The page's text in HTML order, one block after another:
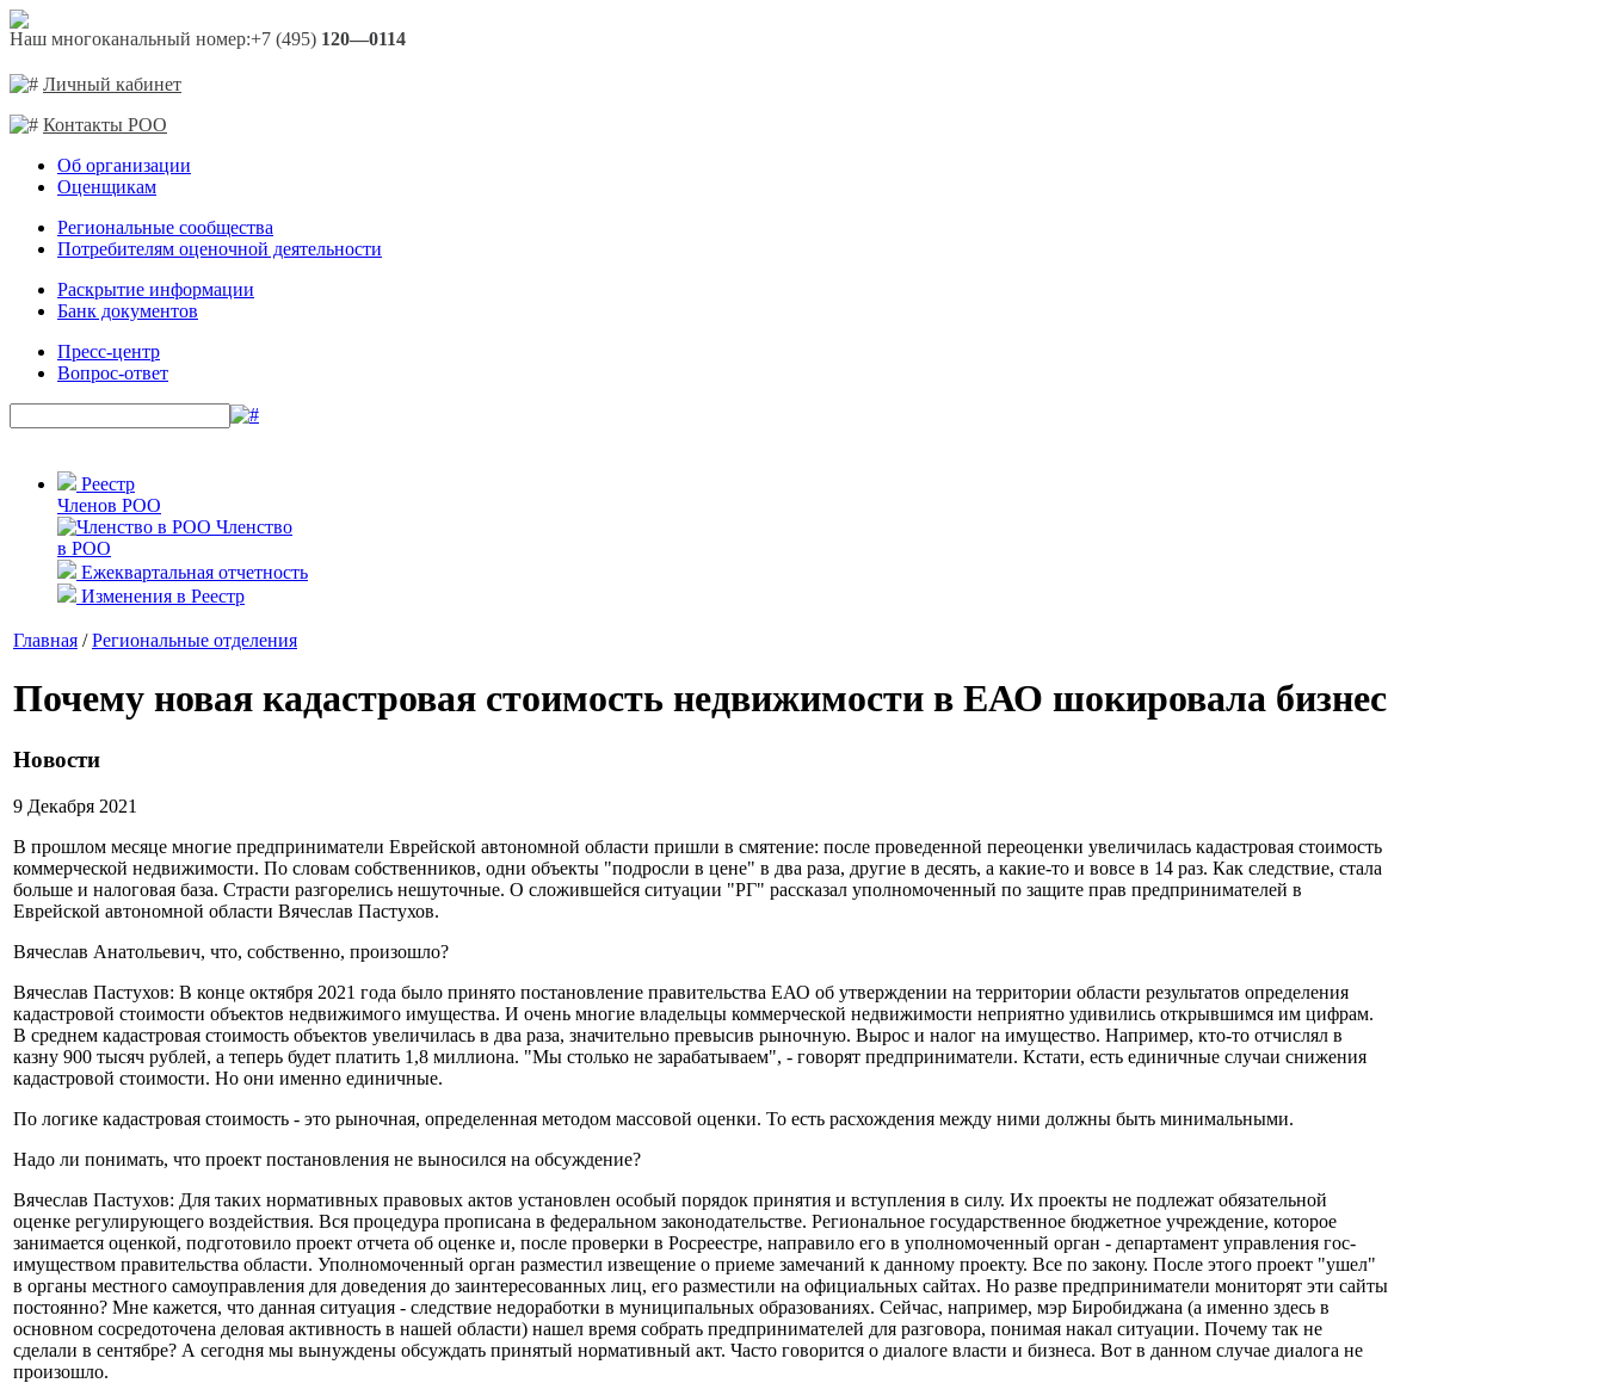
Наш многоканальный номер:+7 (495) 120—0114
Личный кабинет
Контакты РОО
Об организации
Оценщикам
Региональные сообщества
Потребителям оценочной деятельности
Раскрытие информации
Банк документов
Пресс-центр
Вопрос-ответ
Реестр
Членов РОО
Членство
в РОО
Ежеквартальная отчетность
Изменения в Реестр
Главная /Региональные отделения
Почему новая кадастровая стоимость недвижимости в ЕАО шокировала бизнес
Новости
9 Декабря 2021
В прошлом месяце многие предприниматели Еврейской автономной области пришли в смятение: после проведенной переоценки увеличилась кадастровая стоимость
коммерческой недвижимости. По словам собственников, одни объекты "подросли в цене" в два раза, другие в десять, а какие-то и вовсе в 14 раз. Как следствие, стала
больше и налоговая база. Страсти разгорелись нешуточные. О сложившейся ситуации "РГ" рассказал уполномоченный по защите прав предпринимателей в
Еврейской автономной области Вячеслав Пастухов.
Вячеслав Анатольевич, что, собственно, произошло?
Вячеслав Пастухов: В конце октября 2021 года было принято постановление правительства ЕАО об утверждении на территории области результатов определения
кадастровой стоимости объектов недвижимого имущества. И очень многие владельцы коммерческой недвижимости неприятно удивились открывшимся им цифрам.
В среднем кадастровая стоимость объектов увеличилась в два раза, значительно превысив рыночную. Вырос и налог на имущество. Например, кто-то отчислял в
казну 900 тысяч рублей, а теперь будет платить 1,8 миллиона. "Мы столько не зарабатываем", - говорят предприниматели. Кстати, есть единичные случаи снижения
кадастровой стоимости. Но они именно единичные.
По логике кадастровая стоимость - это рыночная, определенная методом массовой оценки. То есть расхождения между ними должны быть минимальными.
Надо ли понимать, что проект постановления не выносился на обсуждение?
Вячеслав Пастухов: Для таких нормативных правовых актов установлен особый порядок принятия и вступления в силу. Их проекты не подлежат обязательной
оценке регулирующего воздействия. Вся процедура прописана в федеральном законодательстве. Региональное государственное бюджетное учреждение, которое
занимается оценкой, подготовило проект отчета об оценке и, после проверки в Росреестре, направило его в уполномоченный орган - департамент управления гос­
имуществом правительства области. Уполномоченный орган разместил извещение о приеме замечаний к данному проекту. Все по закону. После этого проект "ушел"
в органы местного самоуправления для доведения до заинтересованных лиц, его разместили на официальных сайтах. Но разве предприниматели мониторят эти сайты
постоянно? Мне кажется, что данная ситуация - следствие недоработки в муниципальных образованиях. Сейчас, например, мэр Биробиджана (а именно здесь в
основном сосредоточена деловая активность в нашей области) нашел время собрать предпринимателей для разговора, понимая накал ситуации. Почему так не
сделали в сентябре? А сегодня мы вынуждены обсуждать принятый нормативный акт. Часто говорится о диалоге власти и бизнеса. Вот в данном случае диалога не
произошло.